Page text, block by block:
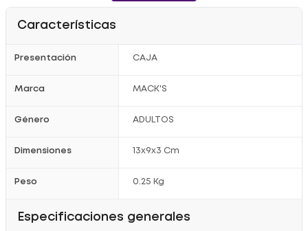
Características
Presentación CAJA
Marca MACK'S
Género ADULTOS
Dimensiones 13x9x3 Cm
Peso 0.25 Kg
Especificaciones generales